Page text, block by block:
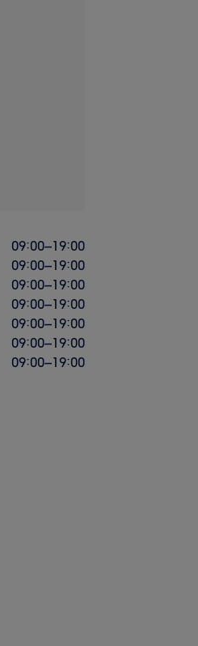
09:00–19:00
09:00–19:00
09:00–19:00
09:00–19:00
09:00–19:00
09:00–19:00
09:00–19:00